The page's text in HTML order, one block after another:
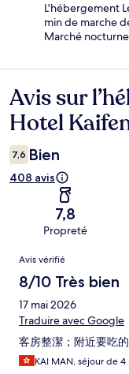
L'hébergement
min de marche
Marché
Avis
Avis sur
Hotel
7,6 Bien
408 avis
7,8
Propreté
Avis
Avis vérifié
8/10 Très bien
17 mai 2026
Traduire avec Google
客房整潔；附近要吃
KAI MAN, séjour de 4